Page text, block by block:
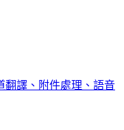
翻譯、附件處理、語音